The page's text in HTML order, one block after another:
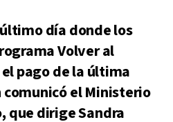
día donde los
Volver al
pago de la última
comunicó el Ministerio
que dirige Sandra